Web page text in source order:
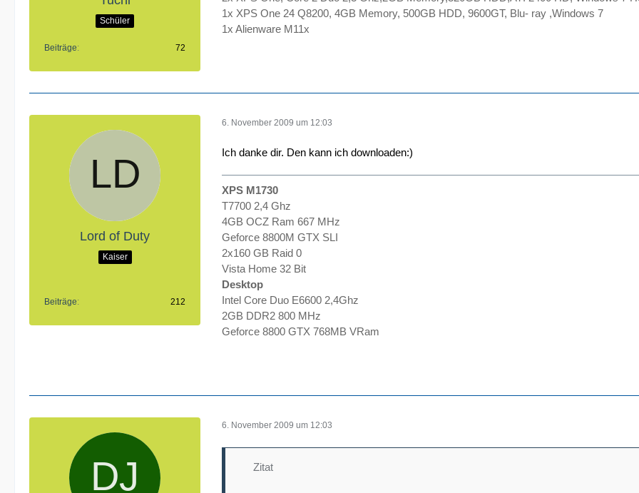
Schüler
Beiträge 72
1x XPS One 24 Q8200, 4GB Memory, 500GB HDD, 9600GT, Blu- ray ,Windows 7
1x Alienware M11x
Lord of Duty
Kaiser
Beiträge 212
6. November 2009 um 12:03
Ich danke dir. Den kann ich downloaden:)
XPS M1730
T7700 2,4 Ghz
4GB OCZ Ram 667 MHz
Geforce 8800M GTX SLI
2x160 GB Raid 0
Vista Home 32 Bit
Desktop
Intel Core Duo E6600 2,4Ghz
2GB DDR2 800 MHz
Geforce 8800 GTX 768MB VRam
6. November 2009 um 12:03
Zitat